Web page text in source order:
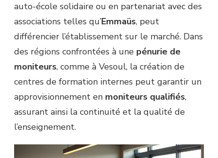
auto-école solidaire ou en partenariat avec des
associations telles qu’Emmaüs, peut
différencier l’établissement sur le marché. Dans
des régions confrontées à une pénurie de
moniteurs, comme à Vesoul, la création de
centres de formation internes peut garantir un
approvisionnement en moniteurs qualifiés,
assurant ainsi la continuité et la qualité de
l’enseignement.